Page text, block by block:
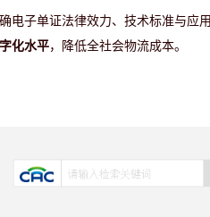
电子单证法律效力、技术标准与应
化水平，降低全社会物流成本。